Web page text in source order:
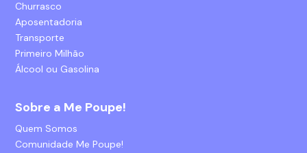
Churrasco
Aposentadoria
Transporte
Primeiro Milhão
Álcool ou Gasolina
Sobre a Me Poupe!
Quem Somos
Comunidade Me Poupe!